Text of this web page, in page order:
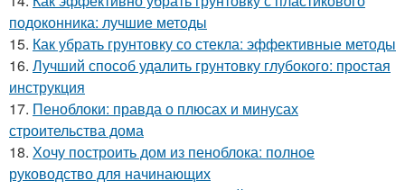
подоконника: лучшие методы
15. Как убрать грунтовку со стекла: эффективные методы
16. Лучший способ удалить грунтовку глубокого: простая
инструкция
17. Пеноблоки: правда о плюсах и минусах
строительства дома
18. Хочу построить дом из пеноблока: полное
руководство для начинающих